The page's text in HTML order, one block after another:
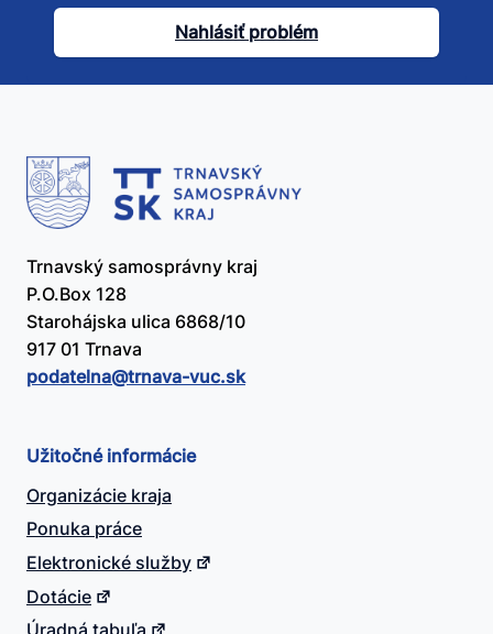
článok
užitočný?
Nahlásiť problém
Trnavský samosprávny kraj
P.O.Box 128
Starohájska ulica 6868/10
917 01 Trnava
podatelna@​trnava-vuc.sk
Užitočné informácie
Organizácie kraja
Ponuka práce
Elektronické služby
Dotácie